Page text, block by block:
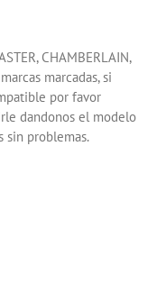
CHAMBERLAIN,
marcadas, si
por favor
dandonos el modelo
sin problemas.